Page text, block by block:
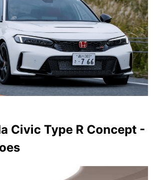
Civic Type R Concept -